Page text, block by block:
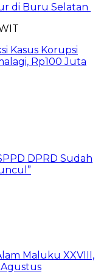
di Buru Selatan
Kasus Korupsi
Rp100 Juta
DPRD Sudah
Maluku XXVIII,
Agustus